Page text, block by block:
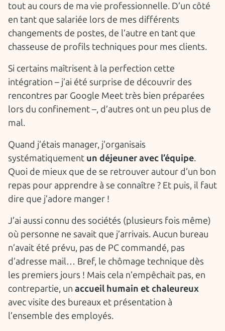
tout au cours de ma vie professionnelle. D’un côté
en tant que salariée lors de mes différents
changements de postes, de l’autre en tant que
chasseuse de profils techniques pour mes clients.
Si certains maîtrisent à la perfection cette
intégration – j’ai été surprise de découvrir des
rencontres par Google Meet très bien préparées
lors du confinement –, d’autres ont un peu plus de
mal.
Quand j’étais manager, j’organisais
systématiquement un déjeuner avec l’équipe.
Quoi de mieux que de se retrouver autour d’un bon
repas pour apprendre à se connaître ? Et puis, il faut
dire que j’adore manger !
J’ai aussi connu des sociétés (plusieurs fois même)
où personne ne savait que j’arrivais. Aucun bureau
n’avait été prévu, pas de PC commandé, pas
d’adresse mail… Bref, le chômage technique dès
les premiers jours ! Mais cela n’empêchait pas, en
contrepartie, un accueil humain et chaleureux
avec visite des bureaux et présentation à
l’ensemble des employés.